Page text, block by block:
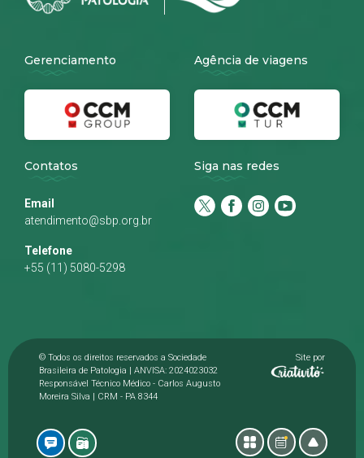
Gerenciamento Agência de viagens
Contatos
Email
atendimento@sbp.org.br
Telefone
+55 (11) 5080-5298
Siga nas redes
© Todos os direitos reservados a Sociedade
Brasileira de Patologia | ANVISA: 2024023032
Responsável Técnico Médico - Carlos Augusto
Moreira Silva | CRM - PA 8344
Site por